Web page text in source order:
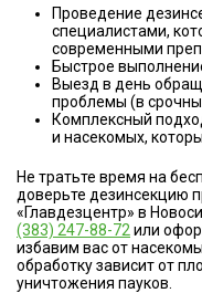
Проведение
специалистами,
современными
Быстрое
Выезд в день
проблемы (в
Комплексный
и насекомых,
Не тратьте время на
доверьте дезинсекцию
«Главдезцентр» в
(383) 247-88-72 или
избавим вас от
обработку зависит от
уничтожения пауков.